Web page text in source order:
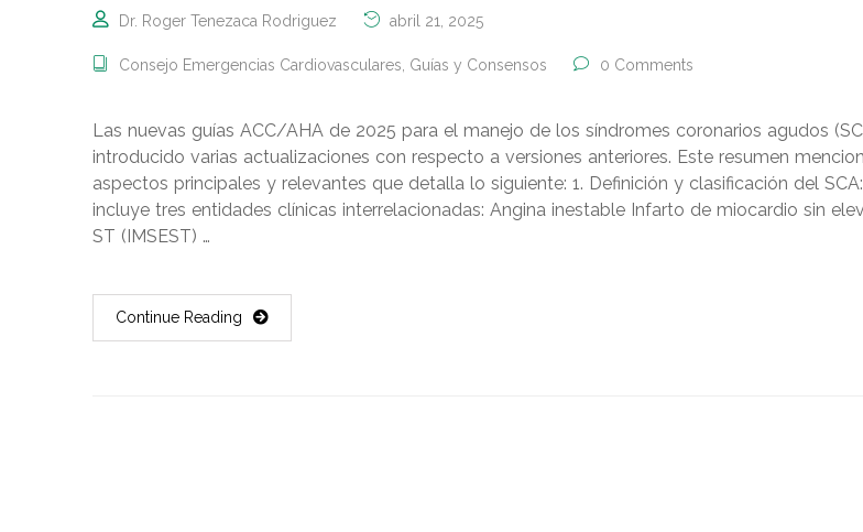
Dr. Roger Tenezaca Rodriguez abril 21, 2025
Consejo Emergencias Cardiovasculares Guías y Consensos 0 Comments
Las nuevas guías ACC/AHA de 2025 para el manejo de los síndromes coronarios agudos
introducido varias actualizaciones con respecto a versiones anteriores. Este resumen
aspectos principales y relevantes que detalla lo siguiente: 1. Definición y clasificación del
incluye tres entidades clínicas interrelacionadas: Angina inestable Infarto de miocardio sin
ST (IMSEST) …
Continue Reading